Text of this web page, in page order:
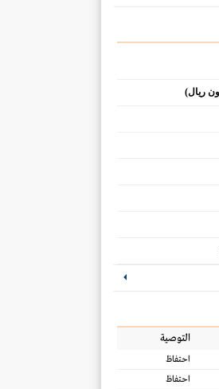
التوصية
احتفاظ
احتفاظ